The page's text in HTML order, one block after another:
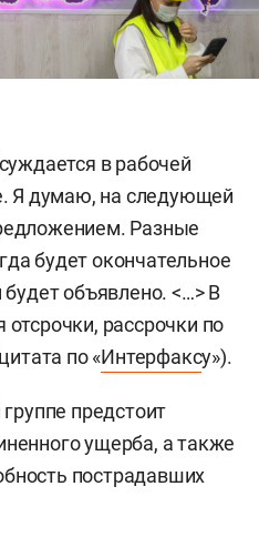
в рабочей
Я думаю, на следующей
Разные
будет окончательное
объявлено. <…> В
рассрочки по
по «Интерфаксу»).
предстоит
ущерба, а также
пострадавших